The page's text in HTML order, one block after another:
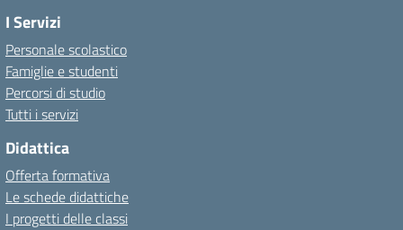
I Servizi
Personale scolastico
Famiglie e studenti
Percorsi di studio
Tutti i servizi
Didattica
Offerta formativa
Le schede didattiche
I progetti delle classi